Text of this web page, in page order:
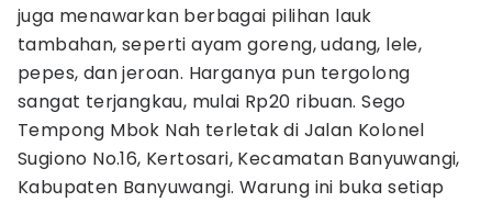
juga menawarkan berbagai pilihan lauk
tambahan, seperti ayam goreng, udang, lele,
pepes, dan jeroan. Harganya pun tergolong
sangat terjangkau, mulai Rp20 ribuan. Sego
Tempong Mbok Nah terletak di Jalan Kolonel
Sugiono No.16, Kertosari, Kecamatan Banyuwangi,
Kabupaten Banyuwangi. Warung ini buka setiap